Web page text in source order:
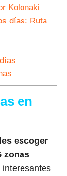
Kolonaki
días: Ruta
en
escoger
zonas
interesantes